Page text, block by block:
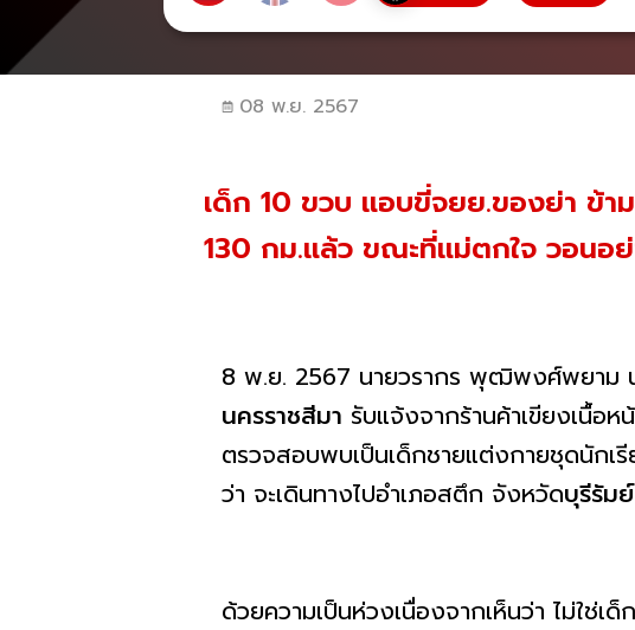
08 พ.ย. 2567
เด็ก 10 ขวบ แอบขี่จยย.ของย่า ข้า
130 กม.แล้ว ขณะที่แม่ตกใจ วอนอ
8 พ.ย. 2567 นายวรากร พุฒิพงศ์พยาม น
นครราชสีมา รับแจ้งจากร้านค้าเขียงเนื้อ
ตรวจสอบพบเป็นเด็กชายแต่งกายชุดนักเ
ว่า จะเดินทางไปอำเภอสตึก จังหวัดบุรีรัมย์
ด้วยความเป็นห่วงเนื่องจากเห็นว่า ไม่ใช่